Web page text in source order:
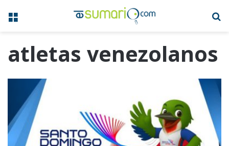
Menú
atletas venezolanos